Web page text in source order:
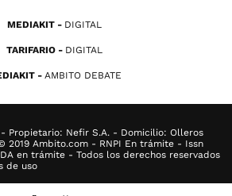
MEDIAKIT DIGITAL
TARIFARIO DIGITAL
AMBITO DEBATE
Propietario: Nefir S.A. - Domicilio: Olleros
2019 Ambito.com - RNPI En trámite - Issn
en trámite - Todos los derechos reservados
de uso